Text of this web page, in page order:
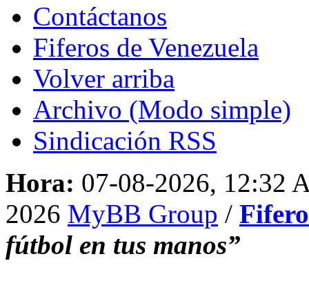
Contáctanos
Fiferos de Venezuela
Volver arriba
Archivo (Modo simple)
Sindicación RSS
Hora: 07-08-2026, 12:32
2026 MyBB Group /
fútbol en tus manos”